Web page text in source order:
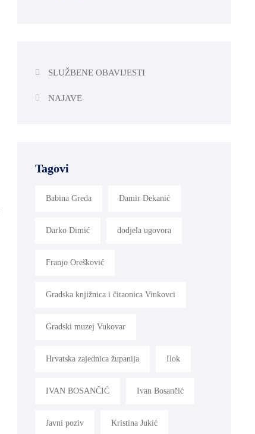
SLUŽBENE OBAVIJESTI
NAJAVE
Tagovi
Babina Greda Damir Dekanić
Darko Dimić dodjela ugovora
Franjo Orešković
Gradska knjižnica i čitaonica Vinkovci
Gradski muzej Vukovar
Hrvatska zajednica županija Ilok
IVAN BOSANČIĆ Ivan Bosančić
Javni poziv Kristina Jukić